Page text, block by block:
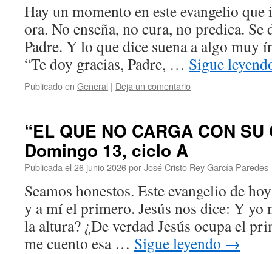
Hay un momento en este evangelio
ora. No enseña, no cura, no predica. Se
Padre. Y lo que dice suena a algo muy
“Te doy gracias, Padre, … Sigue
Publicado en General | Deja un comentario
“EL QUE NO CARGA CON
Domingo 13, ciclo A
Publicada el 26 junio 2026porJosé Cristo Rey García Paredes
Seamos honestos. Este evangelio de
y a mí el primero. Jesús nos dice: Y yo
la altura? ¿De verdad Jesús ocupa el
me cuento esa … Sigue leyendo →